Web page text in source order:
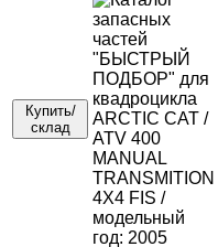
Купить/
склад